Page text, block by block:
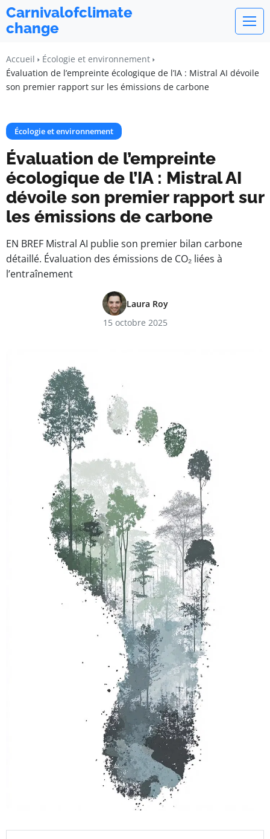
Carnivalofclimate
change
Accueil
Écologie et environnement
Évaluation de l’empreinte écologique de l’IA : Mistral AI dévoile
son premier rapport sur les émissions de carbone
Écologie et environnement
Évaluation de l’empreinte
écologique de l’IA : Mistral AI
dévoile son premier rapport sur
les émissions de carbone
EN BREF Mistral AI publie son premier bilan carbone
détaillé. Évaluation des émissions de CO₂ liées à
l’entraînement
Laura Roy
15 octobre 2025